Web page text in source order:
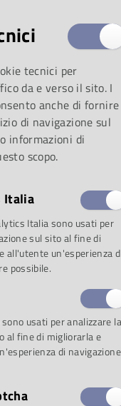
a
tecnici per
da e verso il sito. I
anche di fornire
di navigazione sul
informazioni di
scopo.
Italia
Italia sono usati per
sul sito al fine di
all'utente un'esperienza
possibile.
usati per analizzare la
al fine di migliorarla e
di navigazione